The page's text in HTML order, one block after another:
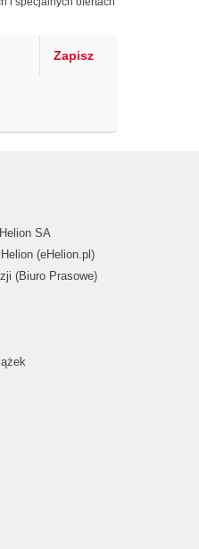
Zapisz
SA
(eHelion.pl)
(Biuro Prasowe)